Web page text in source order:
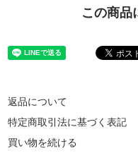
この商品
返品について
特定商取引法に基づく表記
買い物を続ける